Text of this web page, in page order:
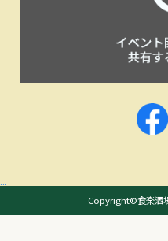
...
Copyright©食楽酒